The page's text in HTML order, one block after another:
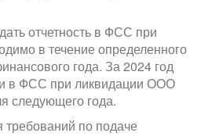
отчетность в ФСС при
в течение определенного
года. За 2024 год
в ФСС при ликвидации ООО
следующего года.
по подаче